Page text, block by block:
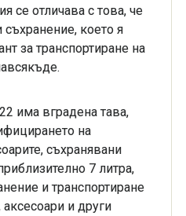
се отличава с това, че
съхранение, което я
за транспортиране на
има вградена тава,
на
съхранявани
7 литра,
и транспортиране
и други